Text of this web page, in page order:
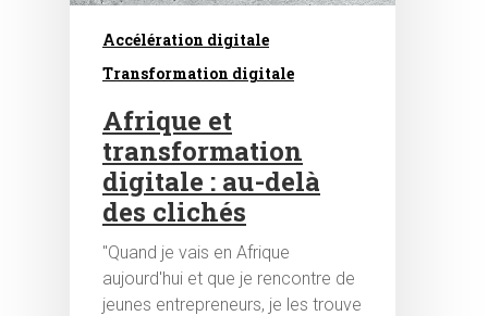
Hit enter to search or ESC to close
Accélération digitale
Transformation digitale
Afrique et
transformation
digitale : au-delà
des clichés
"Quand je vais en Afrique
aujourd'hui et que je rencontre de
jeunes entrepreneurs, je les trouve